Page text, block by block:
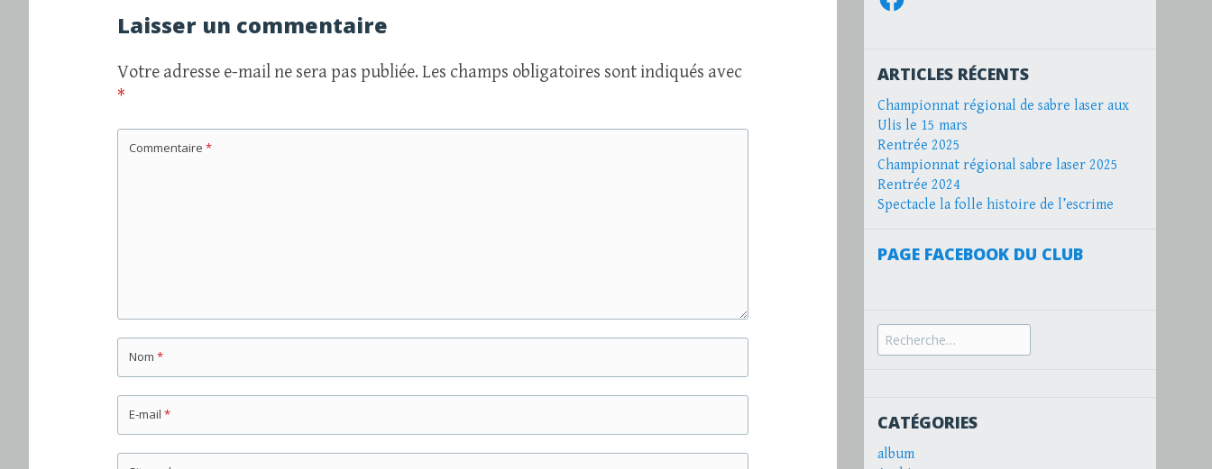
articles
Laisser un commentaire
Votre adresse e-mail ne sera pas publiée. Les champs obligatoires sont indiqués avec
*
Commentaire *
Nom *
E-mail *
ARTICLES RÉCENTS
Championnat régional de sabre laser aux
Ulis le 15 mars
Rentrée 2025
Championnat régional sabre laser 2025
Rentrée 2024
Spectacle la folle histoire de l’escrime
PAGE FACEBOOK DU CLUB
Recherche
pour :
CATÉGORIES
album